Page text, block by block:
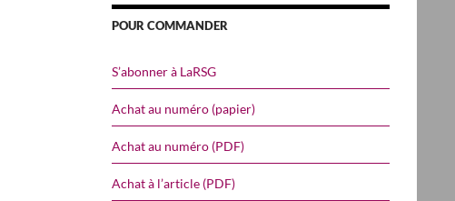
POUR COMMANDER
S’abonner à LaRSG
Achat au numéro (papier)
Achat au numéro (PDF)
Achat à l’article (PDF)